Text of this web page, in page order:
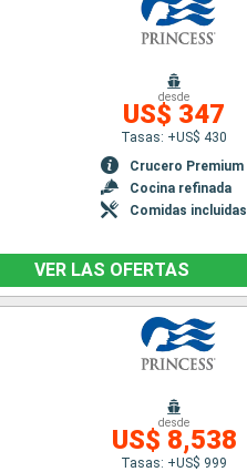
desde
US$ 347
Tasas: +US$ 430
Crucero Premium
Cocina refinada
Comidas incluidas
VER LAS OFERTAS
desde
US$ 8,538
Tasas: +US$ 999